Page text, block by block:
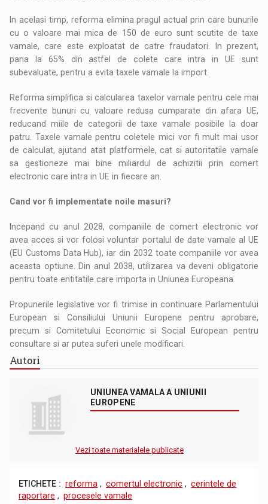
In acelasi timp, reforma elimina pragul actual prin care bunurile
cu o valoare mai mica de 150 de euro sunt scutite de taxe
vamale, care este exploatat de catre fraudatori. In prezent,
pana la 65% din astfel de colete care intra in UE sunt
subevaluate, pentru a evita taxele vamale la import.
Reforma simplifica si calcularea taxelor vamale pentru cele mai
frecvente bunuri cu valoare redusa cumparate din afara UE,
reducand miile de categorii de taxe vamale posibile la doar
patru. Taxele vamale pentru coletele mici vor fi mult mai usor
de calculat, ajutand atat platformele, cat si autoritatile vamale
sa gestioneze mai bine miliardul de achizitii prin comert
electronic care intra in UE in fiecare an.
Cand vor fi implementate noile masuri?
Incepand cu anul 2028, companiile de comert electronic vor
avea acces si vor folosi voluntar portalul de date vamale al UE
(EU Customs Data Hub), iar din 2032 toate companiile vor avea
aceasta optiune. Din anul 2038, utilizarea va deveni obligatorie
pentru toate entitatile care importa in Uniunea Europeana.
Propunerile legislative vor fi trimise in continuare Parlamentului
European si Consiliului Uniunii Europene pentru aprobare,
precum si Comitetului Economic si Social European pentru
consultare si ar putea suferi unele modificari.
Autori
UNIUNEA VAMALA A UNIUNII
EUROPENE
Vezi toate materialele publicate
ETICHETE : reforma , comertul electronic , cerintele de
raportare , procesele vamale